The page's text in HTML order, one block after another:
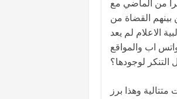
من الماضي مع
بينهم القضاة من
الاعلام لم يعد
اب والمواقع
التنكر لوجودها؟
وهذا برز